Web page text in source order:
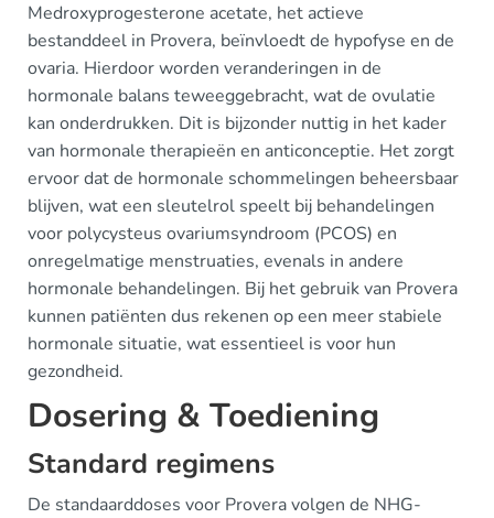
Medroxyprogesterone acetate, het actieve
bestanddeel in Provera, beïnvloedt de hypofyse en de
ovaria. Hierdoor worden veranderingen in de
hormonale balans teweeggebracht, wat de ovulatie
kan onderdrukken. Dit is bijzonder nuttig in het kader
van hormonale therapieën en anticonceptie. Het zorgt
ervoor dat de hormonale schommelingen beheersbaar
blijven, wat een sleutelrol speelt bij behandelingen
voor polycysteus ovariumsyndroom (PCOS) en
onregelmatige menstruaties, evenals in andere
hormonale behandelingen. Bij het gebruik van Provera
kunnen patiënten dus rekenen op een meer stabiele
hormonale situatie, wat essentieel is voor hun
gezondheid.
Dosering & Toediening
Standard regimens
De standaarddoses voor Provera volgen de NHG-